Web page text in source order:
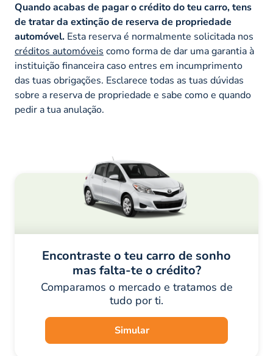
Quando acabas de pagar o crédito do teu carro, tens
de tratar da extinção de reserva de propriedade
automóvel. Esta reserva é normalmente solicitada nos
créditos automóveis como forma de dar uma garantia à
instituição financeira caso entres em incumprimento
das tuas obrigações. Esclarece todas as tuas dúvidas
sobre a reserva de propriedade e sabe como e quando
pedir a tua anulação.
Encontraste o teu carro de sonho
mas falta-te o crédito?
Comparamos o mercado e tratamos de
tudo por ti.
Simular